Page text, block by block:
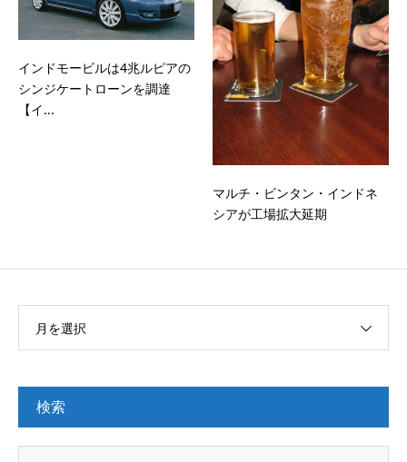
インドモービルは4兆ルピアの
シンジケートローンを調達
【イ...
マルチ・ビンタン・インドネ
シアが工場拡大延期
月を選択
検索